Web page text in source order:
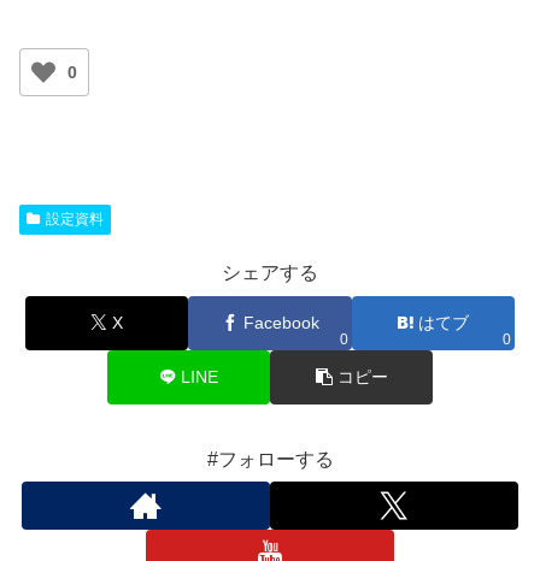
0
設定資料
シェアする
X Facebook
0
はてブ
0
LINE コピー
#フォローする